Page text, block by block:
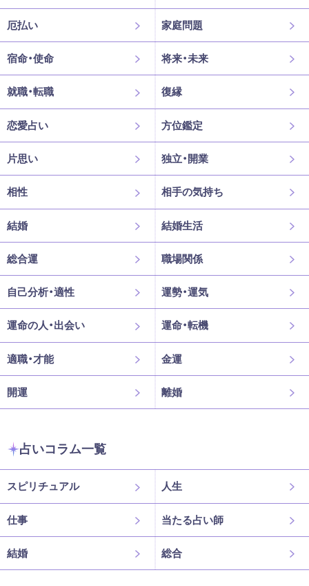
厄払い 家庭問題
宿命・使命 将来・未来
就職・転職 復縁
恋愛占い 方位鑑定
片思い 独立・開業
相性 相手の気持ち
結婚 結婚生活
総合運 職場関係
自己分析・適性 運勢・運気
運命の人・出会い 運命・転機
適職・才能 金運
開運 離婚
占いコラム一覧
スピリチュアル 人生
仕事 当たる占い師
結婚 総合